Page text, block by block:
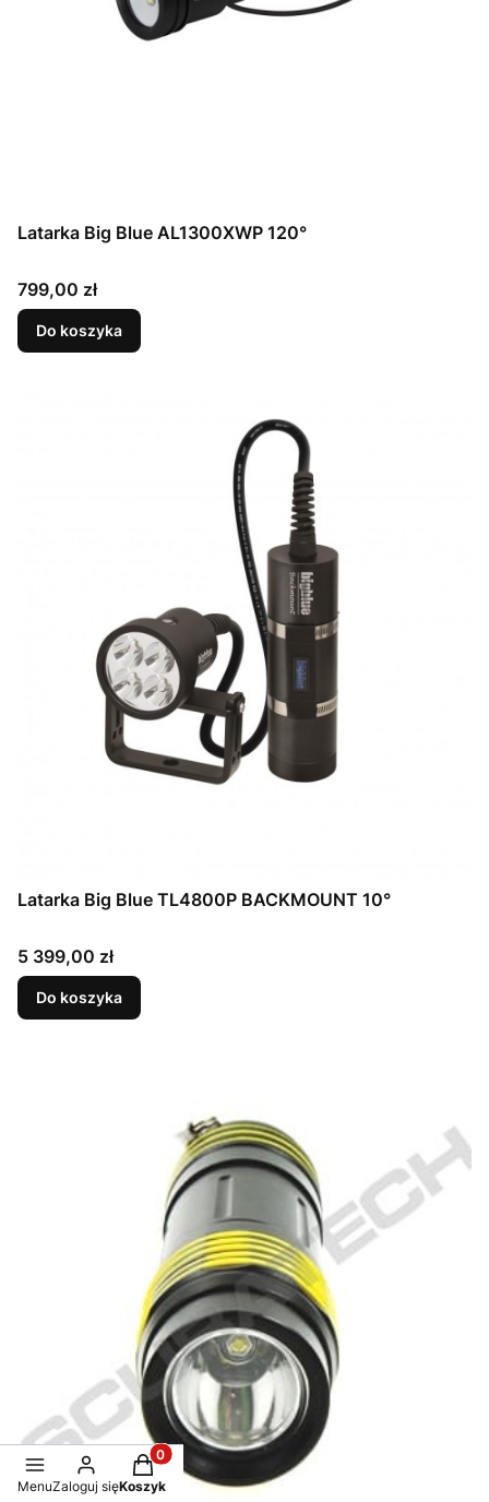
Latarka Big Blue AL1300XWP 120°
Cena
799,00 zł
Do koszyka
Latarka Big Blue TL4800P BACKMOUNT 10°
Cena
5 399,00 zł
Do koszyka
MenuZaloguj się
Produkty w koszyku: 0. Zobacz szczegóły
Koszyk